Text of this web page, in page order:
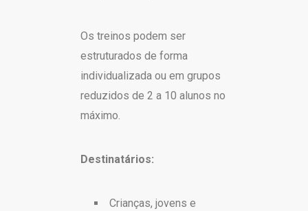
Os treinos podem ser
estruturados de forma
individualizada ou em grupos
reduzidos de 2 a 10 alunos no
máximo.
Destinatários:
Crianças, jovens e